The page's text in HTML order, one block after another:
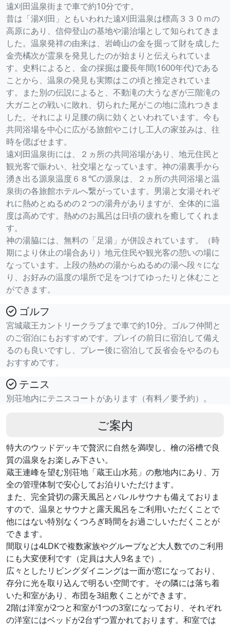
遠刈田温泉街まで車で約10分です。
昔は「湯刈田」ともいわれた遠刈田温泉は標高３３０ｍの
高原にあり、信仰登山の基地や湯治場として知られてきま
した。温泉発祥の由来は、岩崎山の金を掘って財を成した
金売橘次が霊泉を発見したのが始まりと伝えられていま
す。史料によると、金の採掘は慶長年間(1600年代)である
ことから、温泉の発見も実際はこの頃と推定されていま
す。また別の伝説によると、不動滝の大うなぎが三階滝の
大ガニとの戦いに敗れ、切られた尾がこの地に流れつきま
した。それにより足腰の病に効くといわれています。今も
共同浴場を中心に広がる旅館やこけし工人の家並みは、往
時を偲ばせます。
遠刈田温泉街には、２ヵ所の共同浴場があり、地元住民と
観光客で賑わい、社交場となっています。神の湯裏手から
湧き出る源泉温度６８℃の源泉は、２ヵ所の共同浴場と温
泉街の各旅館ホテルへ繋がっています。男湯と女湯それぞ
れに熱めとぬるめの２つの湯舟がありますが、全体的に温
度は高めです。熱めのお風呂は日頃の疲れを癒してくれま
す。
神の湯脇には、無料の「足湯」が併設されています。（時
期により休止の場合あり）地元住民や観光客の憩いの場に
なっています。上段の熱めの湯からぬるめの湯へ段々にな
り、お好みの温度の場所で足をつけてゆったりと休むこと
ができます。
ゴルフ
宮城蔵王カントリークラブまで車で約10分。ゴルフ仲間と
のご宿泊にもおすすめです。プレイの前日に宿泊して備え
るのも良いですし、プレー後に宿泊して反省会をやるのも
おすすめです。
テニス
別荘地内にテニスコートがあります（有料／要予約）。
ご案内
特大のウッドデッキで贅沢に自然を満喫し、檜の浴槽で良
質の温泉をお楽しみ下さい。
蔵王連峰を望む別荘地「蔵王山水苑」の敷地内にあり、万
全の管理体制で安心してお泊りいただけます。
また、完全貸切の露天風呂とバレルサウナも備えておりま
すので、温泉とサウナと露天風呂をご利用いただくことで
他にはない特別なくつろぎ時間をお過ごしいただくことが
できます。
間取りは4LDKで複数家族やグループなど大人数でのご利用
にも大変便利です（定員は大人9名まで）。
広々としたリビングダイニングは一面が窓になっており、
存分に光を取り込んで明るい空間です。その隣には落ち着
いた和室があり、布団を3組敷くことができます。
2階は洋室が2つと和室が1つの3室になっており、それぞれ
の洋室にはベッドが2台ずつ置かれております。和室では